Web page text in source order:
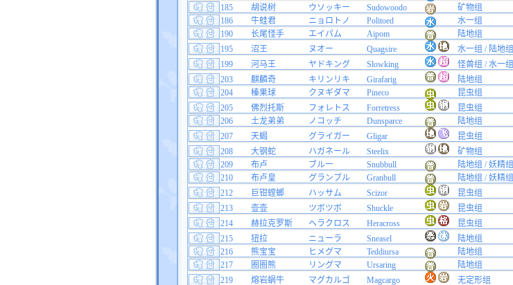
185
胡说树 ウソッキー Sudowoodo 矿物组
186
牛蛙君 ニョロトノ Politoed 水一组
190
长尾怪手 エイパム Aipom 陆地组
195
沼王 ヌオー Quagsire 水一组 / 陆地组
199
河马王 ヤドキング Slowking 怪兽组 / 水一组
203
麒麟奇 キリンリキ Girafarig 陆地组
204
榛果球 クヌギダマ Pineco 昆虫组
205
佛烈托斯 フォレトス Forretress 昆虫组
206
土龙弟弟 ノコッチ Dunsparce 陆地组
207
天蝎 グライガー Gligar 昆虫组
208
大钢蛇 ハガネール Steelix 矿物组
209
布卢 ブルー Snubbull 陆地组 / 妖精组
210
布卢皇 グランブル Granbull 陆地组 / 妖精组
212
巨钳螳螂 ハッサム Scizor 昆虫组
213
壶壶 ツボツボ Shuckle 昆虫组
214
赫拉克罗斯 ヘラクロス Heracross 昆虫组
215
狃拉 ニューラ Sneasel 陆地组
216
熊宝宝 ヒメグマ Teddiursa 陆地组
217
圈圈熊 リングマ Ursaring 陆地组
219
熔岩蜗牛 マグカルゴ Magcargo 无定形组